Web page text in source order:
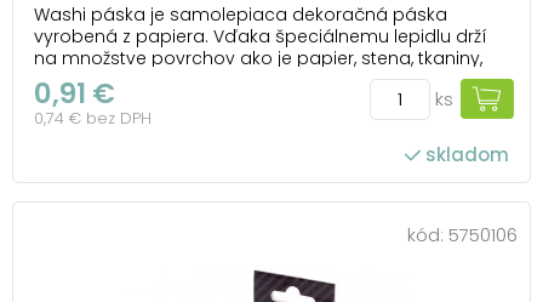
Washi páska je samolepiaca dekoračná páska
vyrobená z papiera. Vďaka špeciálnemu lepidlu drží
na množstve povrchov ako je papier, stena, tkaniny,
ale aj na hladkom povrchu ako je kov, sklo atď. Páska
je bezo zvyšku odstrániteľná a znovu použiteľná, a
preto ponúka nekonečné možnosti využitia. Ide ...
0,91 €
0,74 € bez DPH
ks
skladom
kód: 5750106